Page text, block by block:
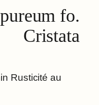
fo.
Cristata
Rusticité au